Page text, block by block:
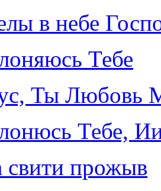
в небе
Тебе
Ты Любовь
Тебе,
свити прожыв